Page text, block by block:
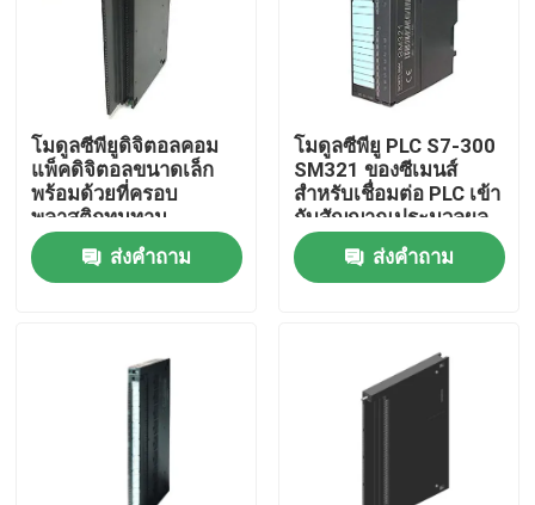
เกี่ยวกับเรา
โมดูลซีพียูดิจิตอลคอม
แพ็คดิจิตอลขนาดเล็ก
พร้อมด้วยที่ครอบ
พลาสติกทนทาน
ส่งคำถาม
โมดูลซีพียู PLC S7-300
SM321 ของซีเมนส์
สำหรับเชื่อมต่อ PLC เข้า
กับสัญญาณประมวลผล
แบบดิจิตอล
ส่งคำถาม